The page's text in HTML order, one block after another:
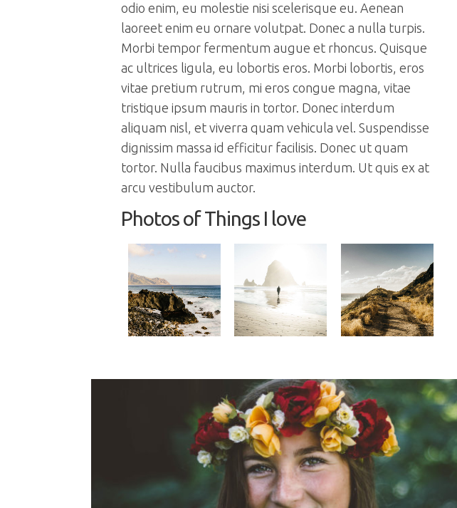
odio enim, eu molestie nisi scelerisque eu. Aenean
laoreet enim eu ornare volutpat. Donec a nulla turpis.
Morbi tempor fermentum augue et rhoncus. Quisque
ac ultrices ligula, eu lobortis eros. Morbi lobortis, eros
vitae pretium rutrum, mi eros congue magna, vitae
tristique ipsum mauris in tortor. Donec interdum
aliquam nisl, et viverra quam vehicula vel. Suspendisse
dignissim massa id efficitur facilisis. Donec ut quam
tortor. Nulla faucibus maximus interdum. Ut quis ex at
arcu vestibulum auctor.
Photos of Things I love